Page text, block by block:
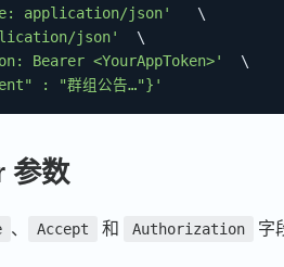
application/json'
\
json'
\
Bearer <YourAppToken>'
\
: "群组公告…"}'
参数
、 Accept 和 Authorization 字